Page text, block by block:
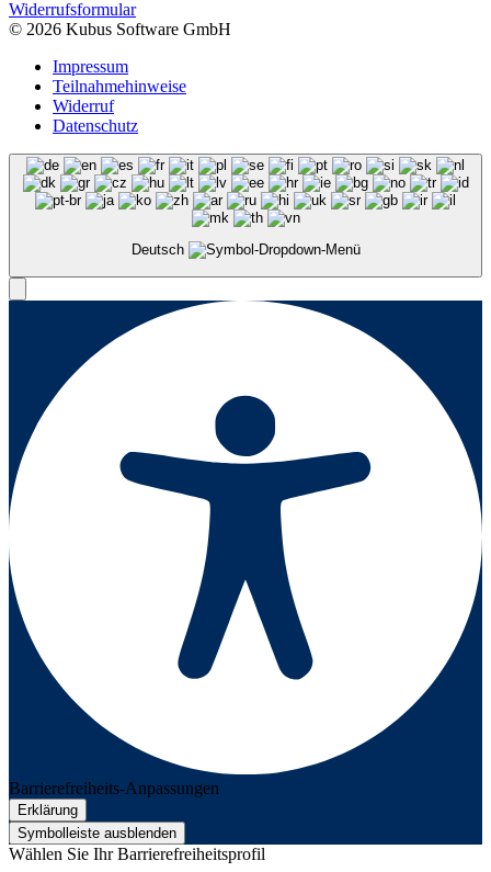
Widerrufsformular
© 2026 Kubus Software GmbH
Impressum
Teilnahmehinweise
Widerruf
Datenschutz
Deutsch
Barrierefreiheits-Anpassungen
Erklärung
Symbolleiste ausblenden
Wählen Sie Ihr Barrierefreiheitsprofil